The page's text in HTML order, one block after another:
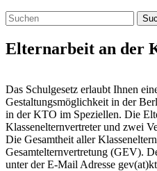
Elternarbeit an der
Das Schulgesetz erlaubt Ihnen
Gestaltungsmöglichkeit in der
in der KTO im Speziellen. Die
Klassenelternvertreter und zwei
Die Gesamtheit aller
Gesamtelternvertretung (GEV).
unter der E-Mail Adresse